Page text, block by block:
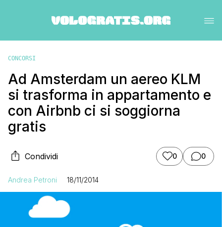
CONCORSI
Ad Amsterdam un aereo KLM
si trasforma in appartamento e
con Airbnb ci si soggiorna
gratis
Condividi 0 0
Andrea Petroni 18/11/2014